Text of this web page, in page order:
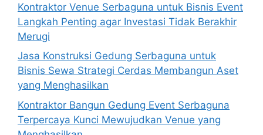
Kontraktor Venue Serbaguna untuk Bisnis Event
Langkah Penting agar Investasi Tidak Berakhir
Merugi
Jasa Konstruksi Gedung Serbaguna untuk
Bisnis Sewa Strategi Cerdas Membangun Aset
yang Menghasilkan
Kontraktor Bangun Gedung Event Serbaguna
Terpercaya Kunci Mewujudkan Venue yang